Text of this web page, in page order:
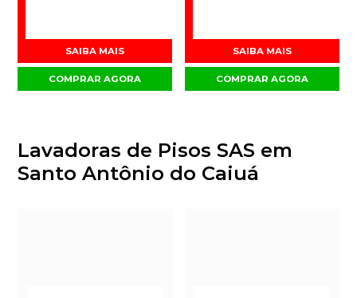
SAIBA MAIS
COMPRAR AGORA
SAIBA MAIS
COMPRAR AGORA
Lavadoras de Pisos SAS em
Santo Antônio do Caiuá